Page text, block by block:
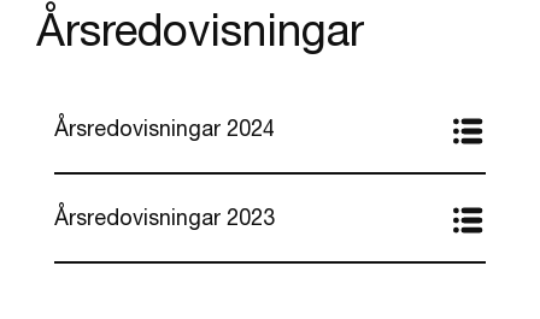
Årsredovisningar
Årsredovisningar 2024
Årsredovisningar 2023